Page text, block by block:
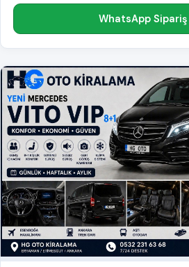
WhatsApp Sipariş